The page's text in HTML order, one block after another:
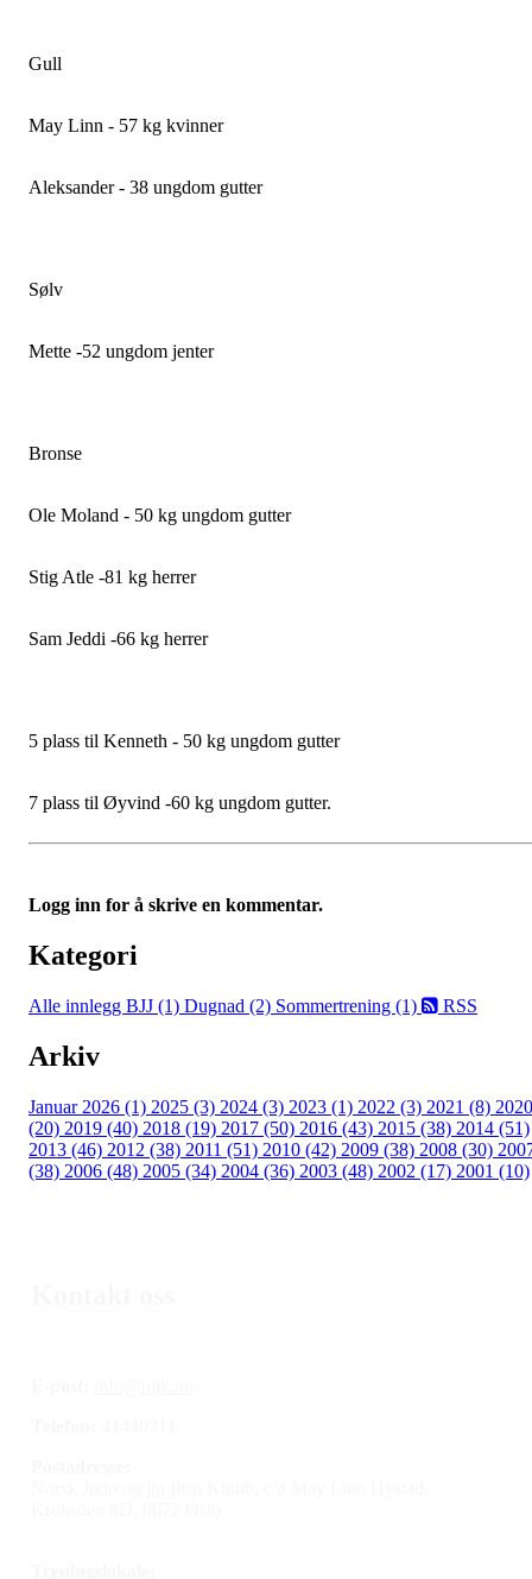
Gull
May Linn - 57 kg kvinner
Aleksander - 38 ungdom gutter
Sølv
Mette -52 ungdom jenter
Bronse
Ole Moland - 50 kg ungdom gutter
Stig Atle -81 kg herrer
Sam Jeddi -66 kg herrer
5 plass til Kenneth - 50 kg ungdom gutter
7 plass til Øyvind -60 kg ungdom gutter.
Logg inn for å skrive en kommentar.
Kategori
Alle innlegg BJJ (1) Dugnad (2) Sommertrening (1) RSS
Arkiv
Januar 2026 (1) 2025 (3) 2024 (3) 2023 (1) 2022 (3) 2021 (8) 2020
(20) 2019 (40) 2018 (19) 2017 (50) 2016 (43) 2015 (38) 2014 (51)
2013 (46) 2012 (38) 2011 (51) 2010 (42) 2009 (38) 2008 (30)
(38) 2006 (48) 2005 (34) 2004 (36) 2003 (48) 2002 (17) 2001 (10)